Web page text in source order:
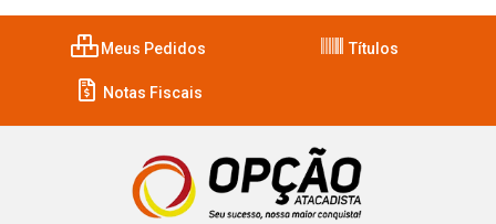
Meus Pedidos Títulos
Notas Fiscais